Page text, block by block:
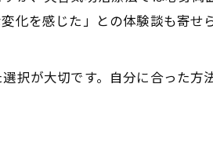
化を感じた」との体験談も寄せ
択が大切です。自分に合った方